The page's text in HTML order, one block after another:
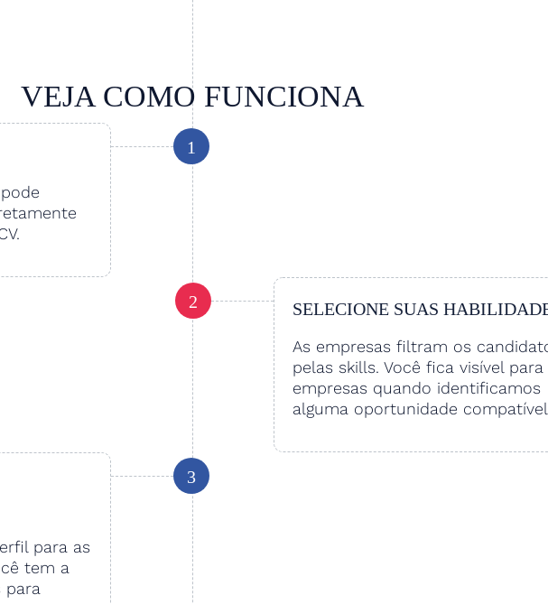
VEJA COMO FUNCIONA
1
2 SELECIONE SUAS
As empresas filtram os
pelas skills. Você fica visível para
empresas quando identificamos
alguma oportunidade
3
para as
tem a
para